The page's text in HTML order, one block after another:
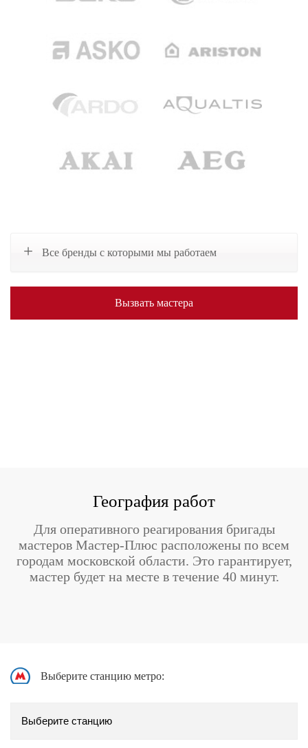
Все бренды с которыми мы работаем
Вызвать мастера
География работ
Для оперативного реагирования бригады
мастеров Мастер-Плюс расположены по всем
городам московской области. Это гарантирует,
мастер будет на месте в течение 40 минут.
Выберите станцию метро: